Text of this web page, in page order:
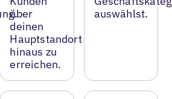
über
deinen
Hauptstandort
hinaus zu
erreichen.
auswählst.